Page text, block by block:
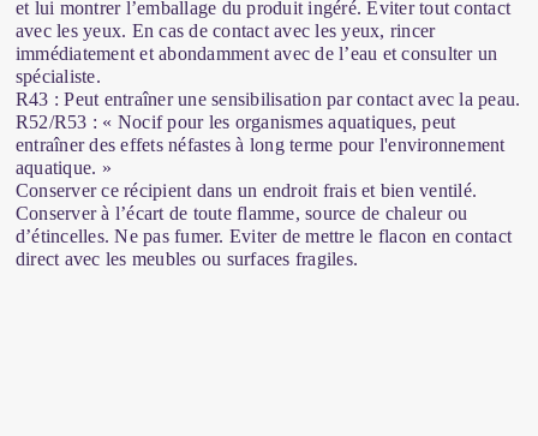
et lui montrer l’emballage du produit ingéré. Eviter tout contact
avec les yeux. En cas de contact avec les yeux, rincer
immédiatement et abondamment avec de l’eau et consulter un
spécialiste.
R43 : Peut entraîner une sensibilisation par contact avec la peau.
R52/R53 : « Nocif pour les organismes aquatiques, peut
entraîner des effets néfastes à long terme pour l'environnement
aquatique. »
Conserver ce récipient dans un endroit frais et bien ventilé.
Conserver à l’écart de toute flamme, source de chaleur ou
d’étincelles. Ne pas fumer. Eviter de mettre le flacon en contact
direct avec les meubles ou surfaces fragiles.